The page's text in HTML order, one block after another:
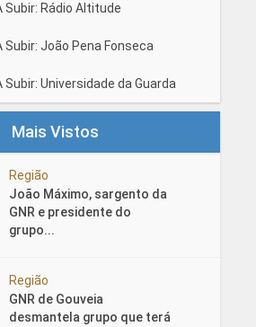
Subir: Rádio Altitude
Subir: João Pena Fonseca
Subir: Universidade da Guarda
Mais Vistos
Região
João Máximo, sargento da
GNR e presidente do
grupo...
Região
GNR de Gouveia
desmantela grupo que terá